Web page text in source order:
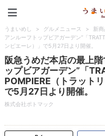
うまいめし > グルメニュース > 新商
アンルーフトップビアガーデン”「
ンピエーレ）」で5月27日より開催。
阪急うめだ本店の最上
ップビアガーデン”「
POMPIERE（トラット
で5月27日より開催。
株式会社ポトマック